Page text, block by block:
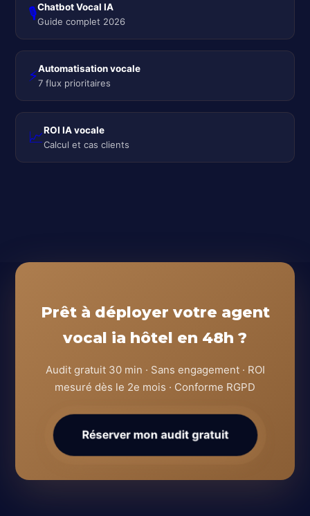
🎙️Chatbot Vocal IA
Guide complet 2026
⚡Automatisation vocale
7 flux prioritaires
📈ROI IA vocale
Calcul et cas clients
Prêt à déployer votre agent
vocal ia hôtel en 48h ?
Audit gratuit 30 min · Sans engagement · ROI
mesuré dès le 2e mois · Conforme RGPD
Réserver mon audit gratuit